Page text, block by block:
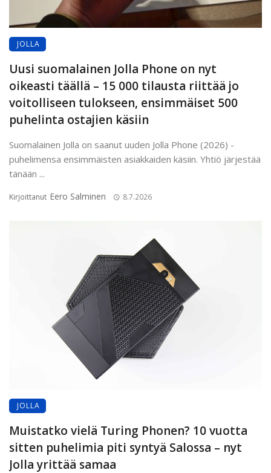
JOLLA
Uusi suomalainen Jolla Phone on nyt
oikeasti täällä – 15 000 tilausta riittää jo
voitolliseen tulokseen, ensimmäiset 500
puhelinta ostajien käsiin
Suomalainen Jolla on saanut uuden Jolla Phone (2026) -
puhelimensa ensimmäisten asiakkaiden käsiin. Yhtiö järjestää
tänään ...
Kirjoittanut Eero Salminen 8.7.2026
JOLLA
Muistatko vielä Turing Phonen? 10 vuotta
sitten puhelimia piti syntyä Salossa – nyt
Jolla yrittää samaa